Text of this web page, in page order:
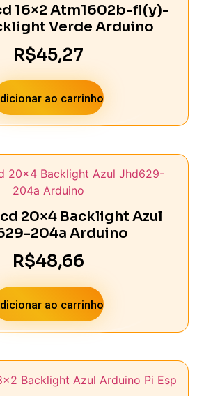
16×2 Atm1602b-fl(y)-
Verde Arduino
R$45,27
ao carrinho
20×4 Backlight Azul
204a Arduino
R$48,66
ao carrinho